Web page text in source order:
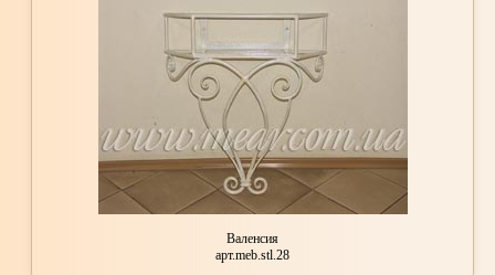
Валенсия
арт.meb.stl.28